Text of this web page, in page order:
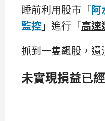
睡前利用股市「阿
監控」進行「高速
抓到一隻飆股，
未實現損益已